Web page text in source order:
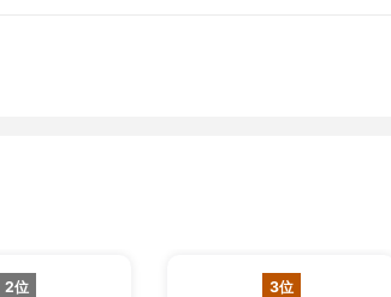
2位 3位